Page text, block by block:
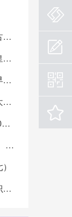
行测常识判断历史考点——中国古代赋税制度
行测常识判断历史知识——秦始皇维护统一的措施
行测常识判断知识点——我国最早的纸币“交子”
行测常识之地理常识——长城八大雄关
行测常识大全：公务员常识40000问（三百八十三）
行测常识判断备考:历史考试常见、重点知识点讲解+练习题
行测常识判断知识点——省考常识之汉字的构造法